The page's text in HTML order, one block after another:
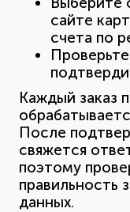
сайте
счета по
Каждый заказ
После
свяжется
поэтому
правильность
данных.